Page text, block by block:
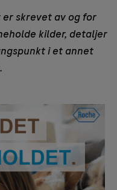
skrevet av og for
kilder, detaljer
i et annet